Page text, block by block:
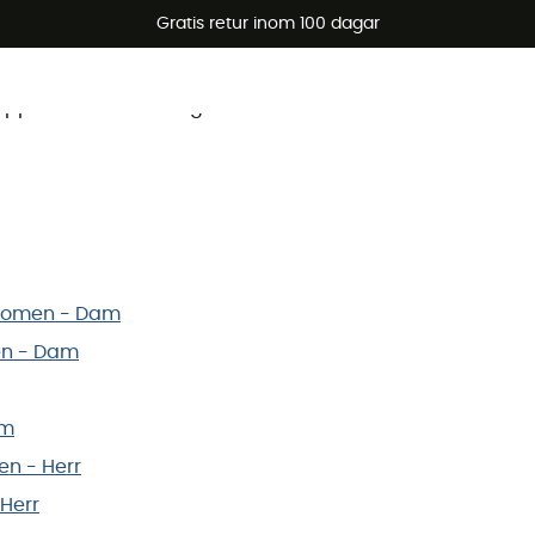
Gratis retur inom 100 dagar
- Dam
- Dam
- Herr